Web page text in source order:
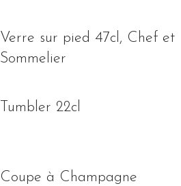
Verre sur pied 47cl, Chef et
Sommelier
Tumbler 22cl
Coupe à Champagne